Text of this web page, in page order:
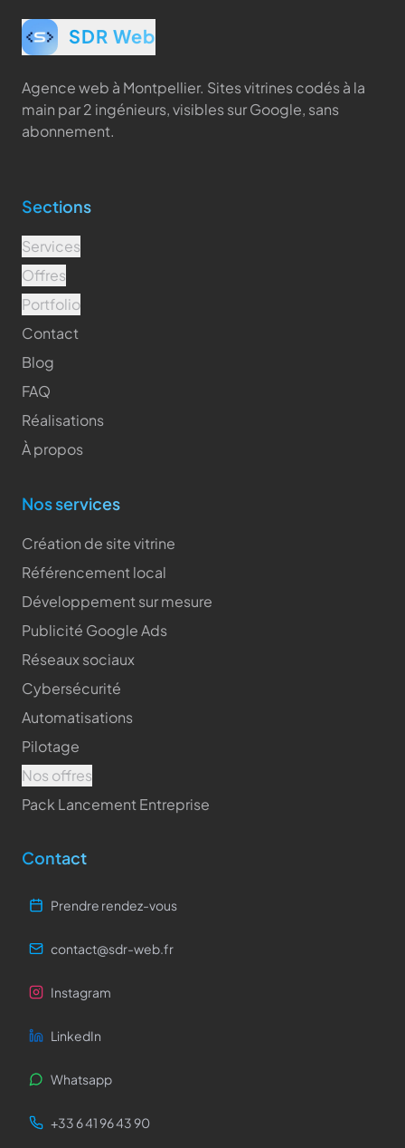
SDR Web
Agence web à Montpellier. Sites vitrines codés à la
main par 2 ingénieurs, visibles sur Google, sans
abonnement.
Sections
Services
Offres
Portfolio
Contact
Blog
FAQ
Réalisations
À propos
Nos services
Création de site vitrine
Référencement local
Développement sur mesure
Publicité Google Ads
Réseaux sociaux
Cybersécurité
Automatisations
Pilotage
Nos offres
Pack Lancement Entreprise
Contact
Prendre rendez-vous
contact@sdr-web.fr
Instagram
LinkedIn
Whatsapp
+33 6 41 96 43 90